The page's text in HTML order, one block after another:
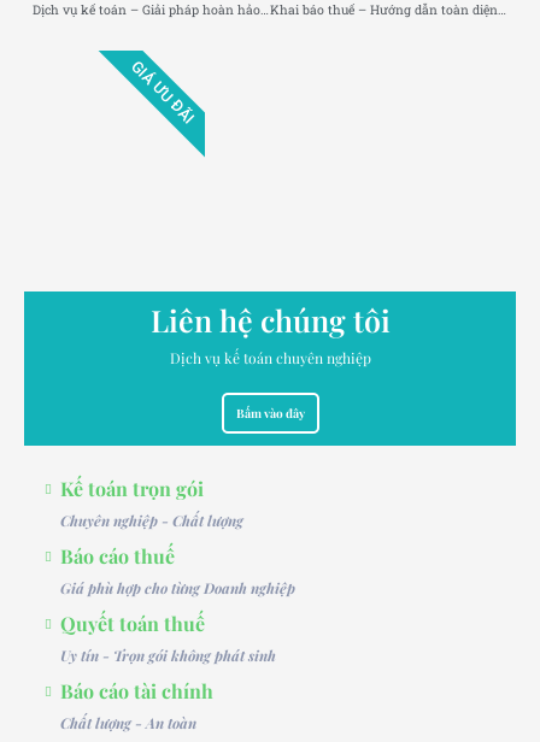
Dịch vụ kế toán – Giải pháp hoàn hảo cho doanh nghiệp của bạn Khai báo thuế – Hướng dẫn toàn diện và những điều cần biết
Liên hệ chúng tôi
Dịch vụ kế toán chuyên nghiệp
Bấm vào đây
GIÁ ƯU ĐÃI
Kế toán trọn gói
Chuyên nghiệp - Chất lượng
Báo cáo thuế
Giá phù hợp cho từng Doanh nghiệp
Quyết toán thuế
Uy tín - Trọn gói không phát sinh
Báo cáo tài chính
Chất lượng - An toàn